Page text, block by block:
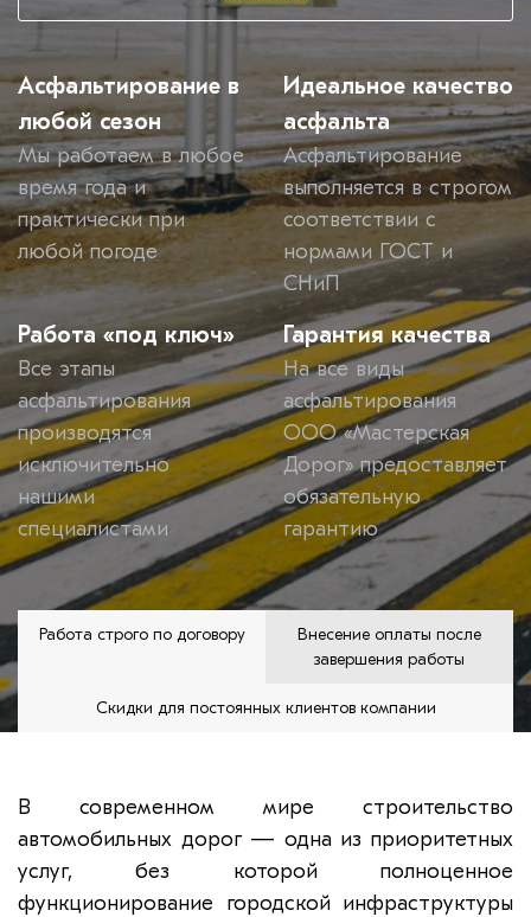
Асфальтирование в
любой сезон
Мы работаем в любое
время года и
практически при
любой погоде
Идеальное качество
асфальта
Асфальтирование
выполняется в строгом
соответствии с
нормами ГОСТ и
СНиП
Работа «под ключ»
Все этапы
асфальтирования
производятся
исключительно
нашими
специалистами
Гарантия качества
На все виды
асфальтирования
ООО «Мастерская
Дорог» предоставляет
обязательную
гарантию
Работа строго по договору
Внесение оплаты после
завершения работы
Скидки для постоянных клиентов компании
В современном мире строительство
автомобильных дорог — одна из приоритетных
услуг, без которой полноценное
функционирование городской инфраструктуры